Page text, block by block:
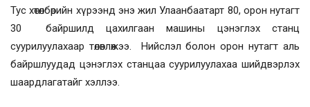
Тус хөтөлбөрийн хүрээнд энэ жил Улаанбаатарт 80, орон нутагт
30 байршилд цахилгаан машины цэнэглэх станц
суурилуулахаар төлөвлөжээ. Нийслэл болон орон нутагт аль
байршлуудад цэнэглэх станцаа суурилуулахаа шийдвэрлэх
шаардлагатайг хэллээ.